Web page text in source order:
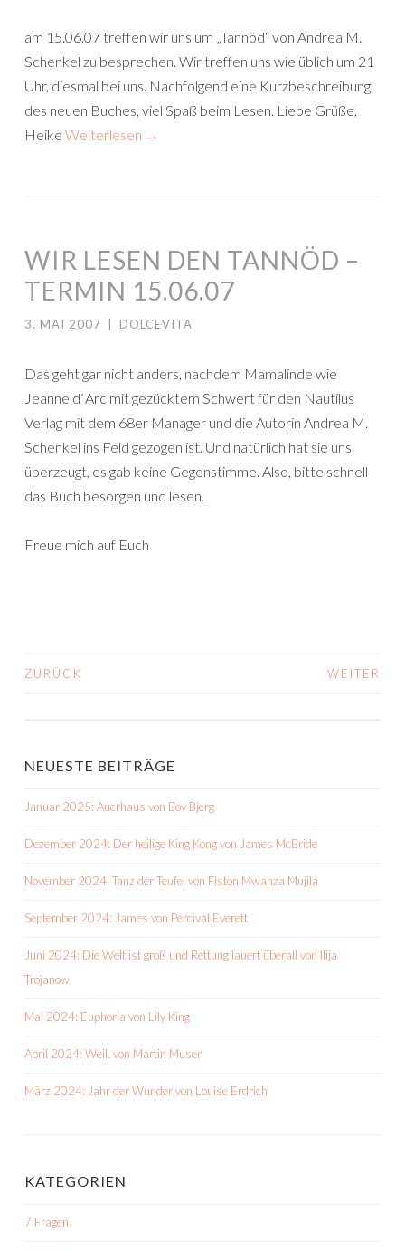
am 15.06.07 treffen wir uns um „Tannöd“ von Andrea M.
Schenkel zu besprechen. Wir treffen uns wie üblich um 21
Uhr, diesmal bei uns. Nachfolgend eine Kurzbeschreibung
des neuen Buches, viel Spaß beim Lesen. Liebe Grüße,
Heike Weiterlesen →
WIR LESEN DEN TANNÖD –
TERMIN 15.06.07
3. MAI 2007 DOLCEVITA
Das geht gar nicht anders, nachdem Mamalinde wie
Jeanne d`Arc mit gezücktem Schwert für den Nautilus
Verlag mit dem 68er Manager und die Autorin Andrea M.
Schenkel ins Feld gezogen ist. Und natürlich hat sie uns
überzeugt, es gab keine Gegenstimme. Also, bitte schnell
das Buch besorgen und lesen.
Freue mich auf Euch
BEITRAGS-
ZURÜCK WEITER
NEUESTE BEITRÄGE
Januar 2025: Auerhaus von Bov Bjerg
Dezember 2024: Der heilige King Kong von James McBride
November 2024: Tanz der Teufel von Fiston Mwanza Mujila
September 2024: James von Percival Everett
Juni 2024: Die Welt ist groß und Rettung lauert überall von Ilija
Trojanow
Mai 2024: Euphoria von Lily King
April 2024: Weil. von Martin Muser
März 2024: Jahr der Wunder von Louise Erdrich
KATEGORIEN
7 Fragen